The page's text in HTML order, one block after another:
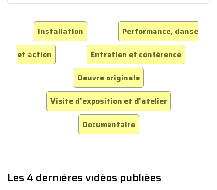
Installation
Performance, danse
et action
Entretien et conférence
Oeuvre originale
Visite d'exposition et d'atelier
Documentaire
Les 4 dernières vidéos publiées